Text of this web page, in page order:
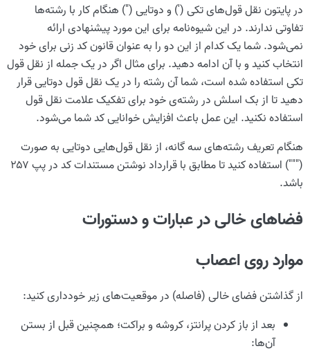
در پایتون نقل قول‌های تکی (') و دوتایی (") هنگام کار با رشته‌ها
تفاوتی ندارند. در این شیوه‌نامه برای این مورد پیشنهادی ارائه
نمی‌شود. شما یک کدام از این دو را به عنوان قانون کد زنی برای خود
انتخاب کنید و با آن ادامه دهید. برای مثال اگر در یک جمله از نقل قول
تکی استفاده شده است، شما آن رشته را در یک نقل قول دوتایی قرار
دهید تا از بک اسلش در رشته‌ی خود برای تفکیک علامت نقل قول
استفاده نکنید. این عمل باعث افزایش خوانایی کد شما می‌شود.
هنگام تعریف رشته‌های سه گانه، از نقل قول‌هایی دوتایی به صورت
(""") استفاده کنید تا مطابق با قرارداد نوشتن مستندات کد در پپ ۲۵۷
باشد.
فضاهای خالی در عبارات و دستورات
موارد روی اعصاب
از گذاشتن فضای خالی (فاصله) در موقعیت‌های زیر خودداری کنید:
بعد از باز کردن پرانتز، کروشه و براکت؛ همچنین قبل از بستن
آن‌ها: